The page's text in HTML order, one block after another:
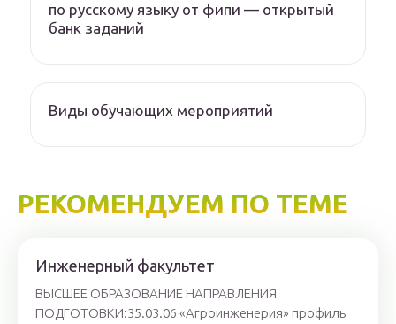
по русскому языку от фипи — открытый
банк заданий
Виды обучающих мероприятий
РЕКОМЕНДУЕМ ПО ТЕМЕ
Инженерный факультет
ВЫСШЕЕ ОБРАЗОВАНИЕ НАПРАВЛЕНИЯ
ПОДГОТОВКИ:35.03.06 «Агроинженерия» профиль